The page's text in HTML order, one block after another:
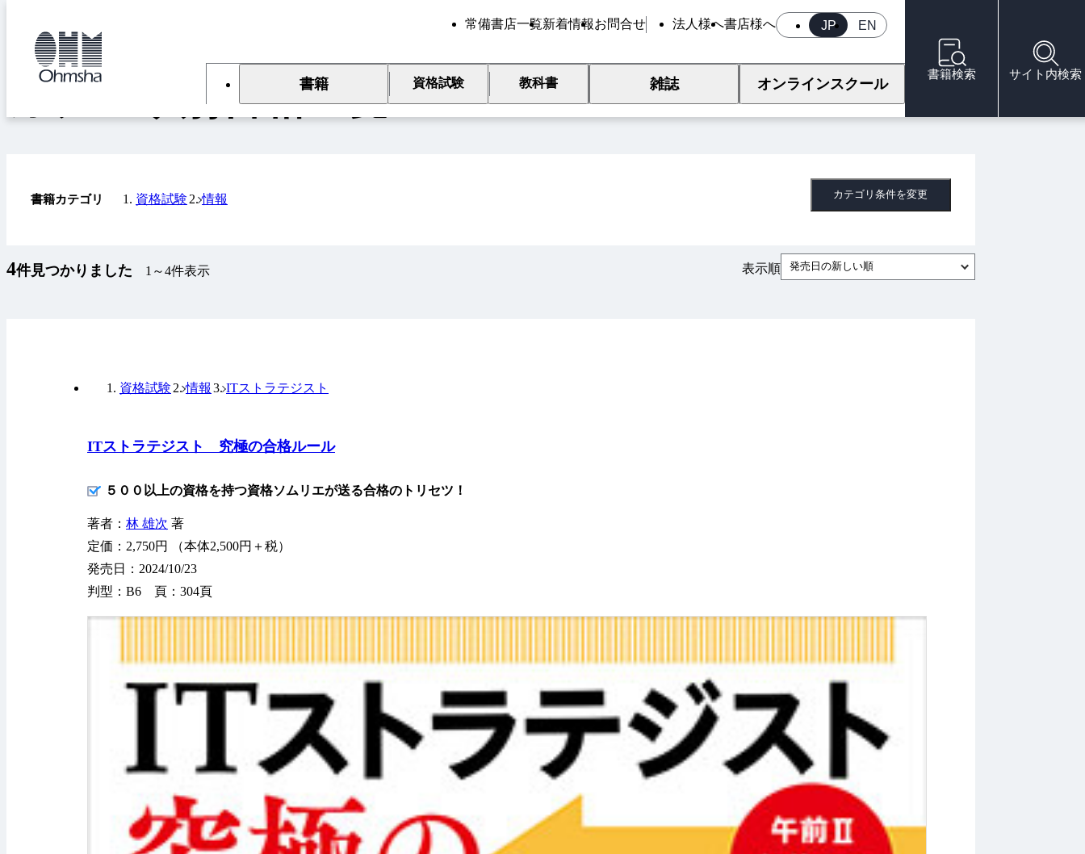
JP EN
常備書店一覧新着情報お問合せ 法人様へ書店様へ
書籍 資格試験 教科書 雑誌 オンラインスクール
書籍検索 サイト内検索
カテゴリ別書籍一覧
書籍カテゴリ 資格試験 情報 カテゴリ条件を変更
4件見つかりました 1～4件表示 表示順 発売日の新しい順
ITストラテジスト 究極の合格ルール
資格試験 情報 ITストラテジスト
５００以上の資格を持つ資格ソムリエが送る合格のトリセツ！
著者： 林 雄次 著
定価：2,750円 （本体2,500円＋税）
発売日：2024/10/23
判型：B6 頁：304頁